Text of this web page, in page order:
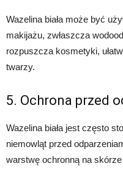
Wazelina biała może być
makijażu, zwłaszcza
rozpuszcza kosmetyki,
twarzy.
5. Ochrona przed
Wazelina biała jest często
niemowląt przed
warstwę ochronną na